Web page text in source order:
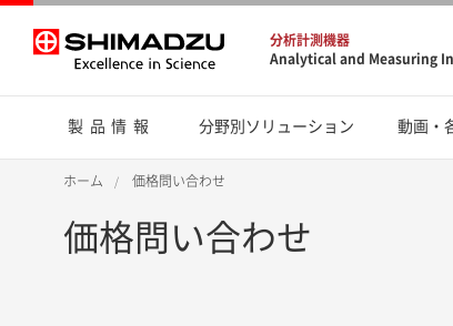
分析計測機器
Analytical and Measuring
製品情報 分野別ソリューション 動画・
ホーム 価格問い合わせ
価格問い合わせ